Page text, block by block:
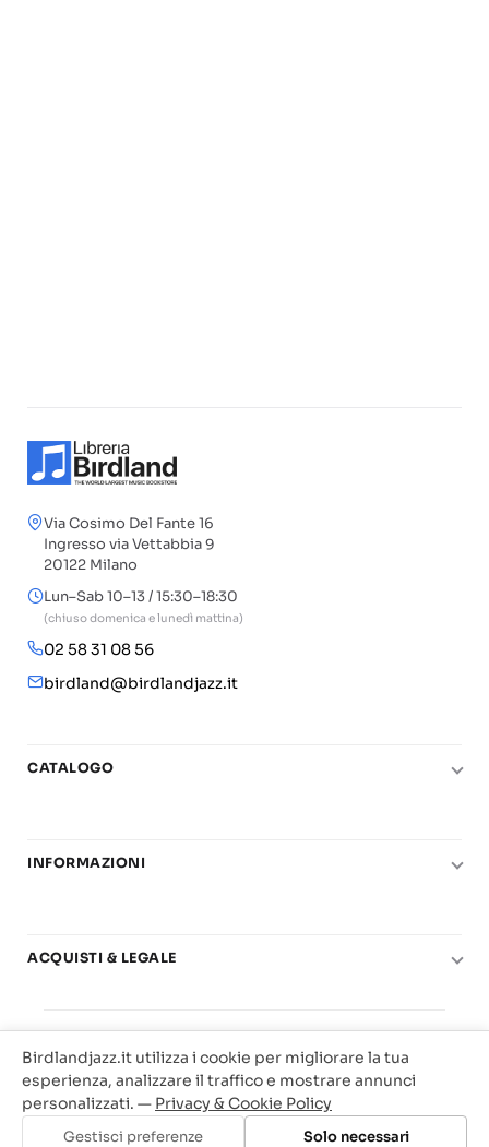
Aggiungi al carrello
Via Cosimo Del Fante 16
Ingresso via Vettabbia 9
20122 Milano
Lun–Sab 10–13 / 15:30–18:30
(chiuso domenica e lunedì mattina)
02 58 31 08 56
birdland@birdlandjazz.it
CATALOGO
Chitarra
Basi play-along
Offerte
INFORMAZIONI
Carta del Docente
ACQUISTI & LEGALE
Privacy & Cookie
Traccia il tuo ordine
Birdland Milano. P.Iva 12093700156
Web Agency Milano
Birdlandjazz.it utilizza i cookie per migliorare la tua
esperienza, analizzare il traffico e mostrare annunci
personalizzati. — Privacy & Cookie Policy
Gestisci preferenze Solo necessari